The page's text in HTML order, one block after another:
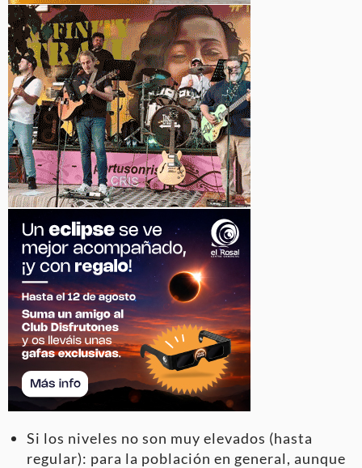
Si los niveles no son muy elevados (hasta
regular): para la población en general, aunque